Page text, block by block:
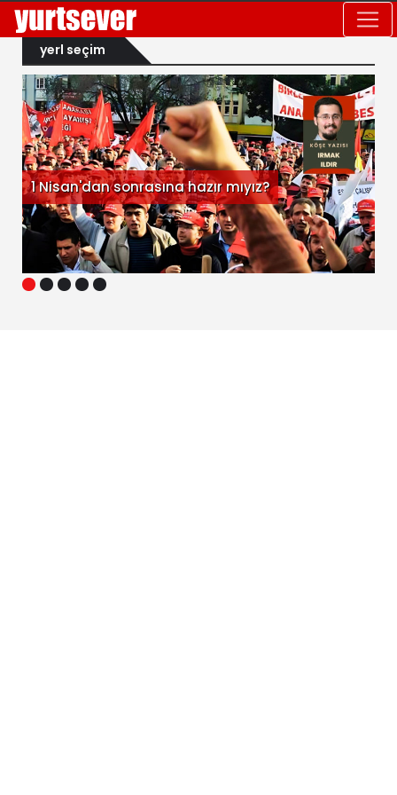
yerl seçim
1 2 3 4 5
1 Nisan'dan sonrasına hazır mıyız?